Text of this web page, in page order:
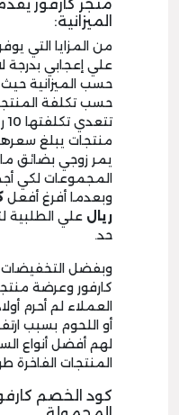
متجر كارفور
الميزانية:
من المزايا التي
علي إعجابي
حسب الميزانية
حسب تكلفة
يمر زوجي بضائق
المجموعات لكي
وبعدما أفرغ أفعل
ريال علي الطلبية
حد.
وبفضل التخفيضات
كارفور وعرضة
العملاء لم أحرم
أو اللحوم بسبب
لهم أفضل أنواع
المنتجات الفاخرة
كود الخصم